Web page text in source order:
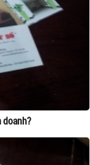
doanh?